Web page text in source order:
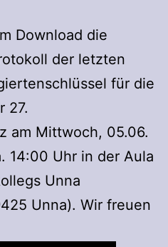
Download die
der letzten
für die
27.
am Mittwoch, 05.06.
14:00 Uhr in der Aula
Unna
Unna). Wir freuen